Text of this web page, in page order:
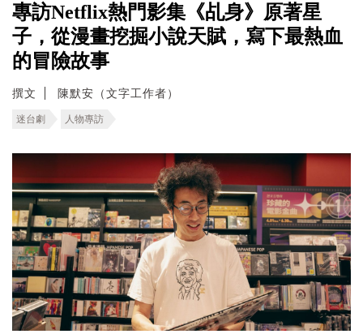
專訪Netflix熱門影集《乩身》原著星
子，從漫畫挖掘小說天賦，寫下最熱血
的冒險故事
撰文 陳默安（文字工作者）
迷台劇 人物專訪